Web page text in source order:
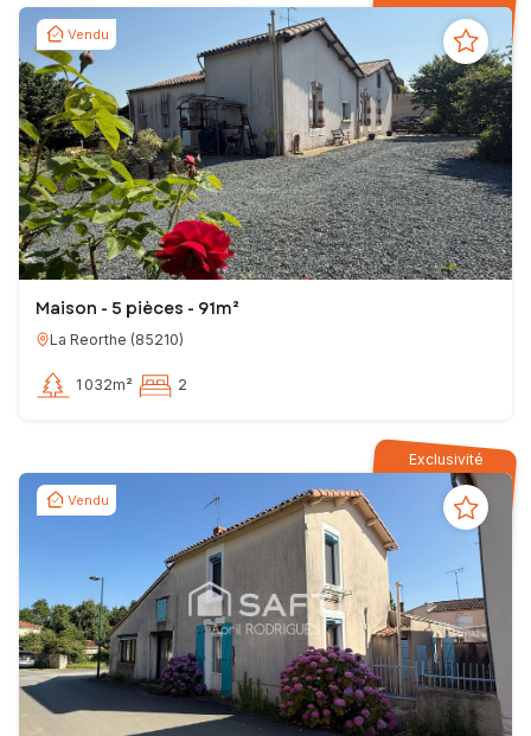
Vendu
Maison - 5 pièces - 91m²
La Reorthe (85210)
1 032m² 2
Exclusivité
Vendu